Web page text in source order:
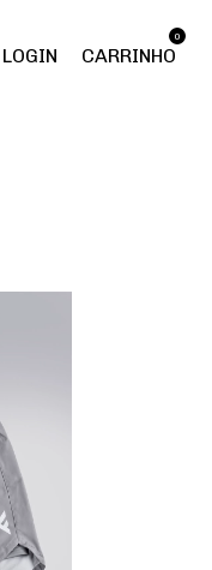
LOGIN CARRINHO
0